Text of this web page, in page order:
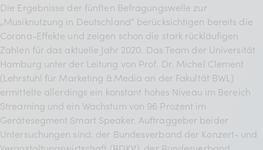
Die Ergebnisse der fünften Befragungswelle zur
„Musiknutzung in Deutschland“ berücksichtigen bereits die
Corona-Effekte und zeigen schon die stark rückläufigen
Zahlen für das aktuelle Jahr 2020. Das Team der Universität
Hamburg unter der Leitung von Prof. Dr. Michel Clement
(Lehrstuhl für Marketing & Media an der Fakultät BWL)
ermittelte allerdings ein konstant hohes Niveau im Bereich
Streaming und ein Wachstum von 96 Prozent im
Gerätesegment Smart Speaker. Auftraggeber beider
Untersuchungen sind: der Bundesverband der Konzert- und